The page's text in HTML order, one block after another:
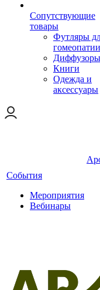
Сопутствующие
товары
Футляры
гомеопатии
Диффузоры
Книги
Одежда и
аксессуары
События
Мероприятия
Вебинары